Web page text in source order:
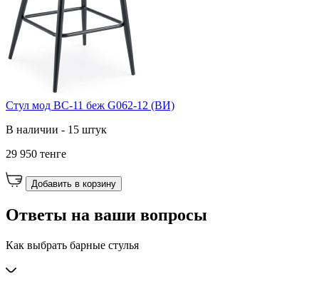
Cтул мод BC-11 беж G062-12 (ВИ)
В наличии - 15 штук
29 950 тенге
Добавить в корзину
Ответы на ваши вопросы
Как выбрать барные стулья